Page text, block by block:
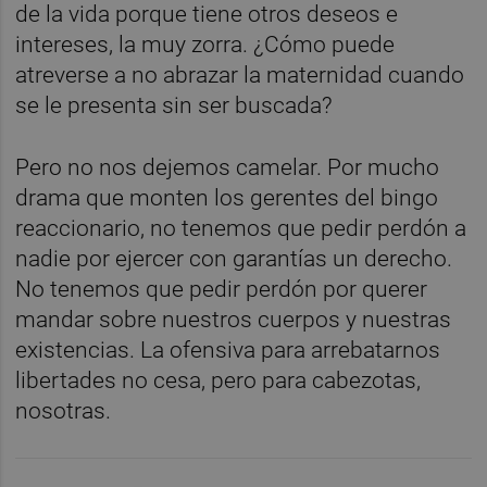
de la vida porque tiene otros deseos e
intereses, la muy zorra. ¿Cómo puede
atreverse a no abrazar la maternidad cuando
se le presenta sin ser buscada?
Pero no nos dejemos camelar. Por mucho
drama que monten los gerentes del bingo
reaccionario, no tenemos que pedir perdón a
nadie por ejercer con garantías un derecho.
No tenemos que pedir perdón por querer
mandar sobre nuestros cuerpos y nuestras
existencias. La ofensiva para arrebatarnos
libertades no cesa, pero para cabezotas,
nosotras.